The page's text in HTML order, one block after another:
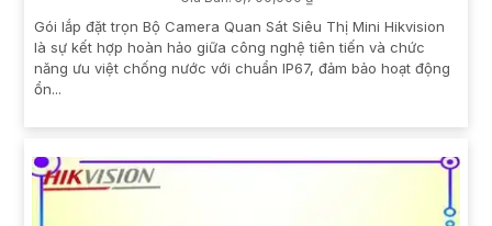
Gói lắp đặt trọn Bộ Camera Quan Sát Siêu Thị Mini Hikvision
là sự kết hợp hoàn hảo giữa công nghệ tiên tiến và chức
năng ưu việt chống nước với chuẩn IP67, đảm bảo hoạt động
ổn...